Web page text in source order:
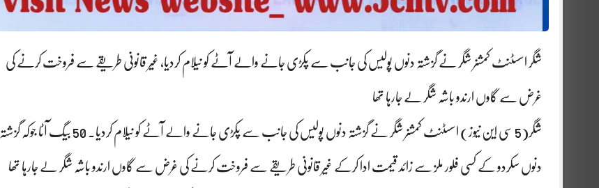
شگر اسسٹنٹ کمشنر شگر نے گزشتہ دنوں پولیس کی جانب سے پکڑی جانے والے آٹے کو نیلام کردیا، غیر قانونی طریقے سے فروخت کرنے کی
غرض سے گاوں ارندو باشہ شگر لے جارہا تھا
شگر(5 سی این نیوز) اسسٹنٹ کمشنر شگر نے گزشتہ دنوں پولیس کی جانب سے پکڑی جانے والے آٹے کو نیلام کردیا۔ 50 بیگ آٹا جوکہ گزشتہ
دنوں سکردو کے کسی فلور ملز سے زائد قیمت ادا کرکے غیر قانونی طریقے سے فروخت کرنے کی غرض سے گاوں ارندو باشہ شگر لے جارہا تھا